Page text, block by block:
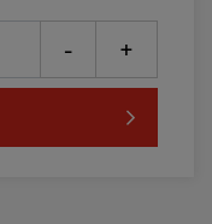
- +